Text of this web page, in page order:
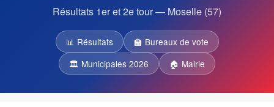
Résultats 1er et 2e tour — Moselle (57)
📊 Résultats
🏫 Bureaux de vote
🏛 Municipales 2026
🏠 Mairie